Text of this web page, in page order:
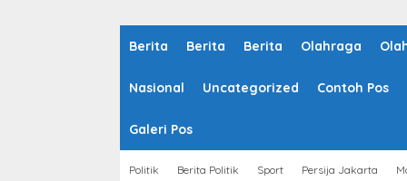
Berita Berita Berita Olahraga
Nasional Uncategorized Contoh Pos
Galeri Pos
Politik Berita Politik Sport Persija Jakarta